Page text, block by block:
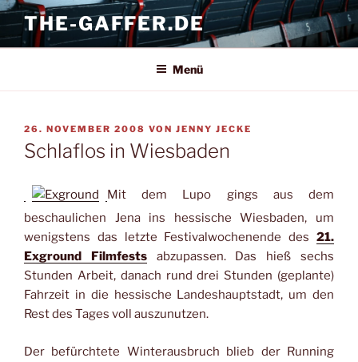
Zum
Inhalt
springen
THE-GAFFER.DE
Menü
VERÖFFENTLICHT
AM
26. NOVEMBER 2008 VON JENNY JECKE
Schlaflos in Wiesbaden
Mit dem Lupo gings aus dem
beschaulichen Jena ins hessische Wiesbaden, um
wenigstens das letzte Festivalwochenende des 21.
Exground Filmfestsabzupassen. Das hieß sechs
Stunden Arbeit, danach rund drei Stunden (geplante)
Fahrzeit in die hessische Landeshauptstadt, um den
Rest des Tages voll auszunutzen.
Der befürchtete Winterausbruch blieb der Running